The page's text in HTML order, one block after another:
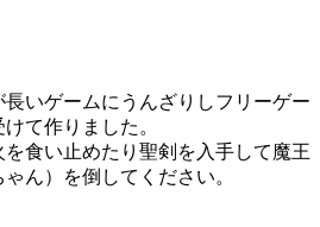
いゲームにうんざりしフリーゲー
て作りました。
食い止めたり聖剣を入手して魔王
ん）を倒してください。